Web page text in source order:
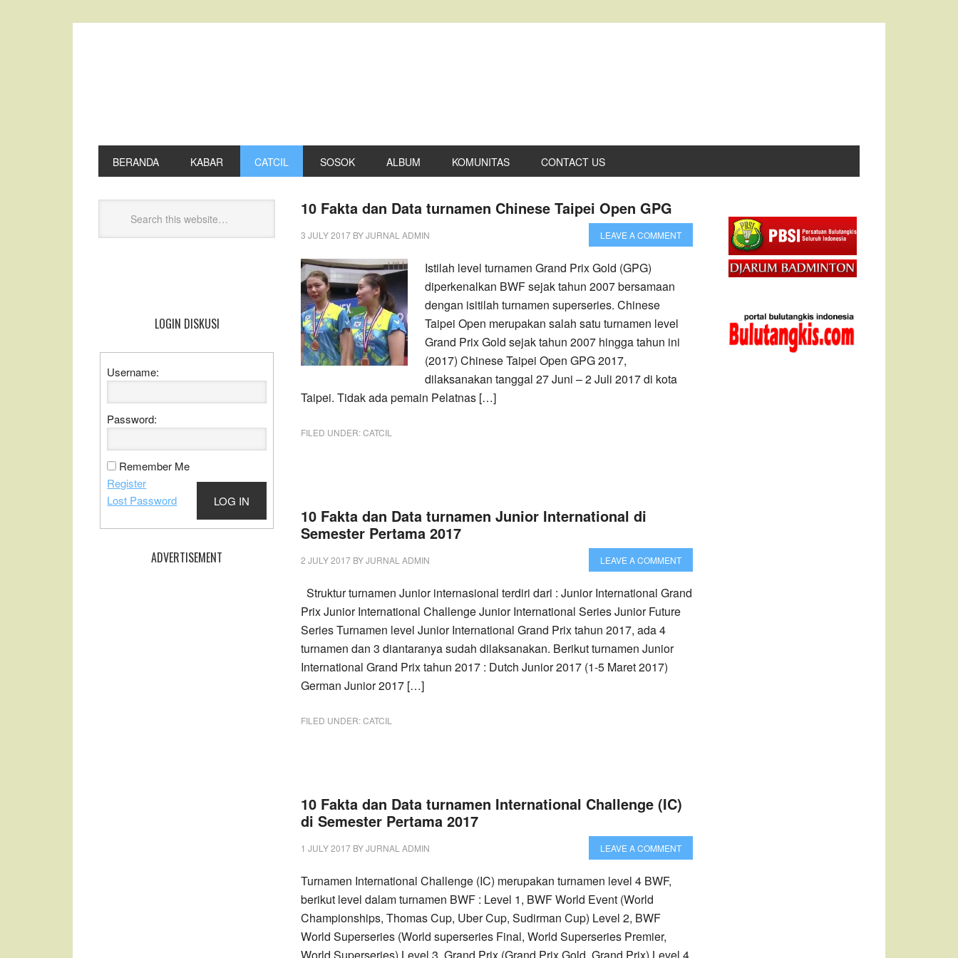
BERANDA KABAR CATCIL SOSOK ALBUM KOMUNITAS CONTACT US
10 Fakta dan Data turnamen Chinese Taipei Open GPG
3 JULY 2017 BYJURNAL ADMIN LEAVE A COMMENT
Istilah level turnamen Grand Prix Gold (GPG)
diperkenalkan BWF sejak tahun 2007 bersamaan
dengan isitilah turnamen superseries. Chinese
Taipei Open merupakan salah satu turnamen level
Grand Prix Gold sejak tahun 2007 hingga tahun ini
(2017) Chinese Taipei Open GPG 2017,
dilaksanakan tanggal 27 Juni – 2 Juli 2017 di kota
Taipei. Tidak ada pemain Pelatnas […]
FILED UNDER:CATCIL
10 Fakta dan Data turnamen Junior International di
Semester Pertama 2017
2 JULY 2017 BYJURNAL ADMIN LEAVE A COMMENT
Struktur turnamen Junior internasional terdiri dari : Junior International Grand
Prix Junior International Challenge Junior International Series Junior Future
Series Turnamen level Junior International Grand Prix tahun 2017, ada 4
turnamen dan 3 diantaranya sudah dilaksanakan. Berikut turnamen Junior
International Grand Prix tahun 2017 : Dutch Junior 2017 (1-5 Maret 2017)
German Junior 2017 […]
FILED UNDER:CATCIL
10 Fakta dan Data turnamen International Challenge (IC)
di Semester Pertama 2017
1 JULY 2017 BYJURNAL ADMIN LEAVE A COMMENT
Turnamen International Challenge (IC) merupakan turnamen level 4 BWF,
berikut level dalam turnamen BWF : Level 1, BWF World Event (World
Championships, Thomas Cup, Uber Cup, Sudirman Cup) Level 2, BWF
World Superseries (World superseries Final, World Superseries Premier,
LOGIN DISKUSI
Username:
Password:
Remember Me
LOG IN
Register
Lost Password
ADVERTISEMENT